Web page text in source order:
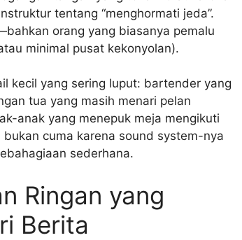
tentang “menghormati jeda”.
orang yang biasanya pemalu
minimal pusat kekonyolan).
kecil yang sering luput: bartender yang
tua yang masih menari pelan
anak yang menepuk meja mengikuti
cuma karena sound system-nya
sederhana.
Ringan yang
Berita